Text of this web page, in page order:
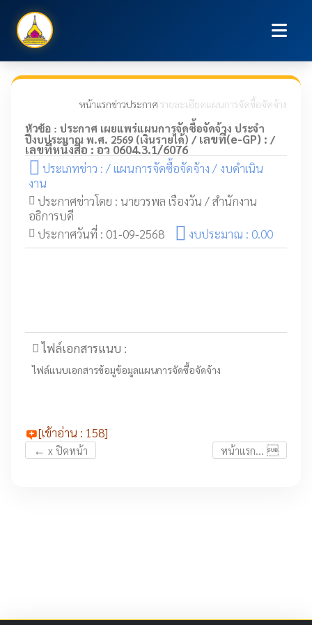
หน้าแรกข่าวประกาศ รายละเอียดแผนการจัดซื้อจัดจ้าง
หัวข้อ : ประกาศ เผยแพร่แผนการจัดซื้อจัดจ้าง ประจำ
ปีงบประมาณ พ.ศ. 2569 (เงินรายได้) / เลขที่(e-GP) : /
เลขที่หนังสือ : อว 0604.3.1/6076
ประเภทข่าว : / แผนการจัดซื้อจัดจ้าง / งบดำเนิน
งาน
ประกาศข่าวโดย : นายวรพล เรืองวัน / สำนักงาน
อธิการบดี
ประกาศวันที่ : 01-09-2568
งบประมาณ : 0.00
ไฟล์เอกสารแนบ :
ไฟล์แนบเอกสารข้อมูข้อมูลแผนการจัดซื้อจัดจ้าง
[เข้าอ่าน : 158]
← x ปิดหน้า หน้าแรก... 